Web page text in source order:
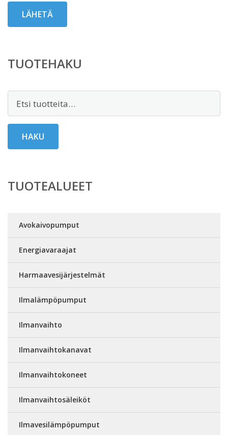
TUOTEHAKU
HAKU
TUOTEALUEET
Avokaivopumput
Energiavaraajat
Harmaavesijärjestelmät
Ilmalämpöpumput
Ilmanvaihto
Ilmanvaihtokanavat
Ilmanvaihtokoneet
Ilmanvaihtosäleiköt
Ilmavesilämpöpumput